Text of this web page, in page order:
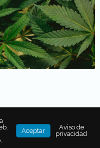
de gran importancia
Aceptar
Aviso de
privacidad